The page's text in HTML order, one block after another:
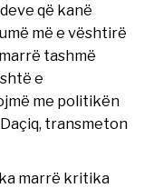
që kanë
më e vështirë
tashmë
e
me politikën
transmeton
marrë kritika